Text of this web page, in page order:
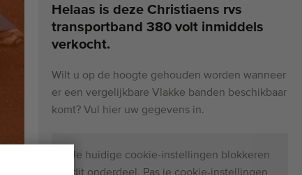
Helaas is deze Christiaens rvs
transportband 380 volt inmiddels
verkocht.
Wilt u op de hoogte gehouden worden wanneer
er een vergelijkbare Vlakke banden beschikbaar
komt? Vul hier uw gegevens in.
Je huidige cookie-instellingen blokkeren